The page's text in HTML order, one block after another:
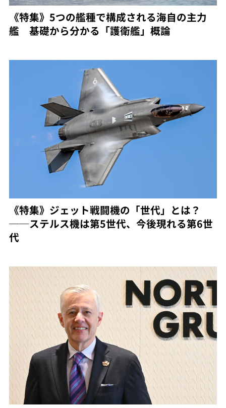
《特集》5つの艦種で構成される海自の主力
艦 基礎から分かる「護衛艦」概論
《特集》ジェット戦闘機の「世代」とは？
──ステルス機は第5世代、今後現れる第6世
代